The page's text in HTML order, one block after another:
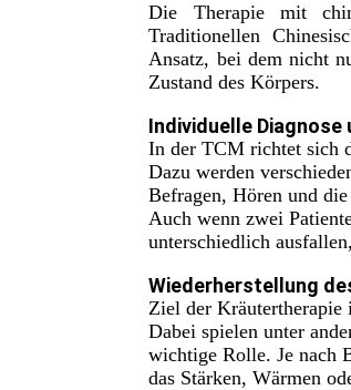
Die Therapie mit
Traditionellen
Ansatz, bei dem nicht
Zustand des Körpers.
Individuelle Diagnose
In der TCM richtet sich
Dazu werden
Befragen, Hören und
Auch wenn zwei
unterschiedlich
Wiederherstellung
Ziel der Kräutertherapie
Dabei spielen unter
wichtige Rolle. Je nach
das Stärken, Wärmen